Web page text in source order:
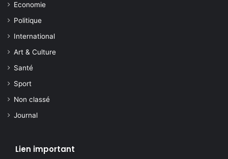
Economie
Politique
International
Art & Culture
Santé
Sport
Non classé
Journal
Lien important